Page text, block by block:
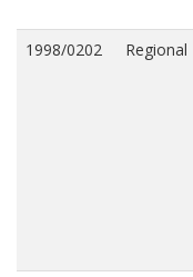
1998/0202 Regional